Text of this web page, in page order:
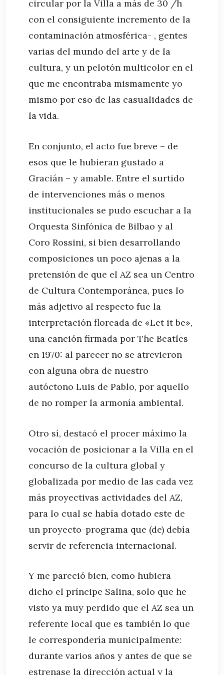
circular por la Villa a más de 30 /h
con el consiguiente incremento de la
contaminación atmosférica- , gentes
varias del mundo del arte y de la
cultura, y un pelotón multicolor en el
que me encontraba mismamente yo
mismo por eso de las casualidades de
la vida.
En conjunto, el acto fue breve – de
esos que le hubieran gustado a
Gracián – y amable. Entre el surtido
de intervenciones más o menos
institucionales se pudo escuchar a la
Orquesta Sinfónica de Bilbao y al
Coro Rossini, si bien desarrollando
composiciones un poco ajenas a la
pretensión de que el AZ sea un Centro
de Cultura Contemporánea, pues lo
más adjetivo al respecto fue la
interpretación floreada de «Let it be»,
una canción firmada por The Beatles
en 1970: al parecer no se atrevieron
con alguna obra de nuestro
autóctono Luis de Pablo, por aquello
de no romper la armonía ambiental.
Otro sí, destacó el procer máximo la
vocación de posicionar a la Villa en el
concurso de la cultura global y
globalizada por medio de las cada vez
más proyectivas actividades del AZ,
para lo cual se había dotado este de
un proyecto-programa que (de) debía
servir de referencia internacional.
Y me pareció bien, como hubiera
dicho el príncipe Salina, solo que he
visto ya muy perdido que el AZ sea un
referente local que es también lo que
le correspondería municipalmente:
durante varios años y antes de que se
estrenase la dirección actual y la